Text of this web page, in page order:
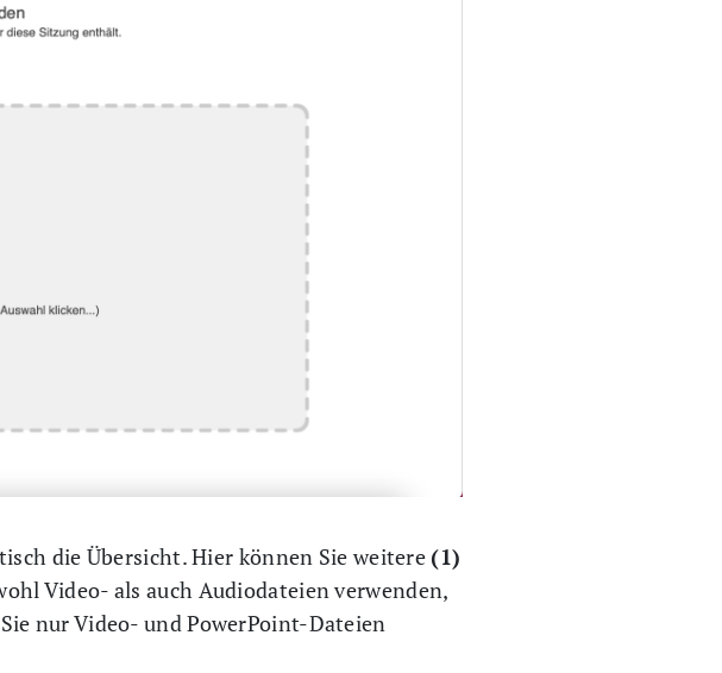
die Übersicht. Hier können Sie weitere (1)
Video- als auch Audiodateien verwenden,
nur Video- und PowerPoint-Dateien